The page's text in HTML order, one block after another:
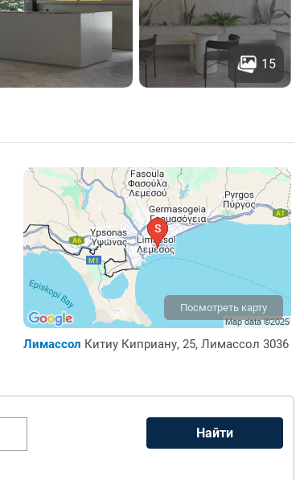
15
Посмотреть карту
Лимассол Китиу Киприану, 25, Лимассол 3036